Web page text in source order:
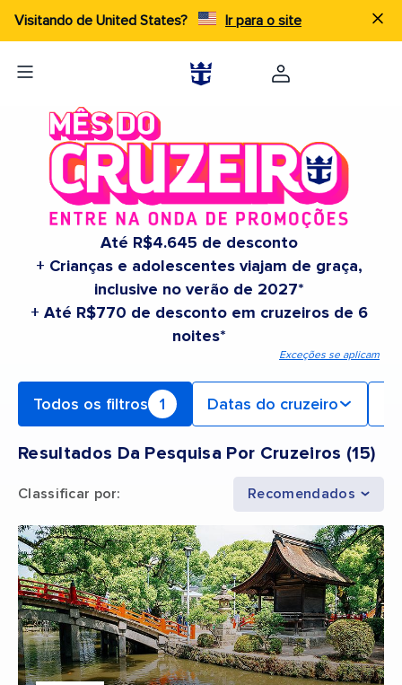
Visitando de United States? Ir para o site
Até R$4.645 de desconto
+ Crianças e adolescentes viajam de graça,
inclusive no verão de 2027*
+ Até R$770 de desconto em cruzeiros de 6
noites*
Exceções se aplicam
Todos os filtros 1 Datas do cruzeiro
Resultados Da Pesquisa Por Cruzeiros (15)
Classificar por: Recomendados